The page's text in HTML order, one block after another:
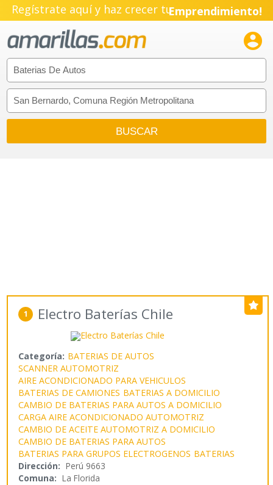
Regístrate aquí y haz crecer tuEmprendimiento!

1 Electro Baterías Chile
Categoría: BATERIAS DE AUTOS
SCANNER AUTOMOTRIZ
AIRE ACONDICIONADO PARA VEHICULOS
BATERIAS DE CAMIONES BATERIAS A DOMICILIO
CAMBIO DE BATERIAS PARA AUTOS A DOMICILIO
CARGA AIRE ACONDICIONADO AUTOMOTRIZ
CAMBIO DE ACEITE AUTOMOTRIZ A DOMICILIO
CAMBIO DE BATERIAS PARA AUTOS
BATERIAS PARA GRUPOS ELECTROGENOS BATERIAS
Dirección: Perú 9663
Comuna: La Florida